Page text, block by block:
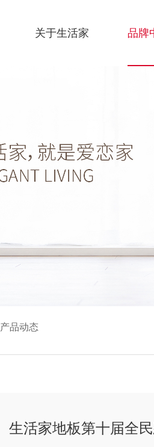
关于生活家 品牌
产品动态
生活家地板第十届全